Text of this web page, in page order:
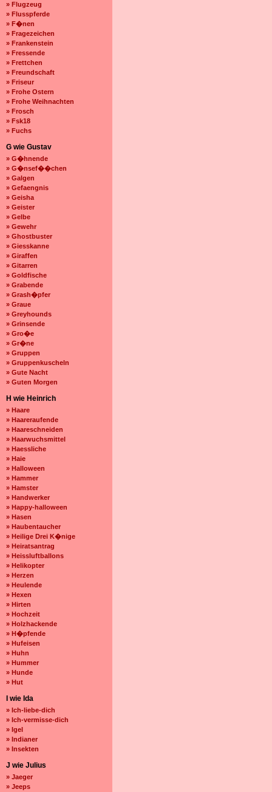
» Flugzeug
» Flusspferde
» F�nen
» Fragezeichen
» Frankenstein
» Fressende
» Frettchen
» Freundschaft
» Friseur
» Frohe Ostern
» Frohe Weihnachten
» Frosch
» Fsk18
» Fuchs
G wie Gustav
» G�hnende
» G�nsef��chen
» Galgen
» Gefaengnis
» Geisha
» Geister
» Gelbe
» Gewehr
» Ghostbuster
» Giesskanne
» Giraffen
» Gitarren
» Goldfische
» Grabende
» Grash�pfer
» Graue
» Greyhounds
» Grinsende
» Gro�e
» Gr�ne
» Gruppen
» Gruppenkuscheln
» Gute Nacht
» Guten Morgen
H wie Heinrich
» Haare
» Haareraufende
» Haareschneiden
» Haarwuchsmittel
» Haessliche
» Haie
» Halloween
» Hammer
» Hamster
» Handwerker
» Happy-halloween
» Hasen
» Haubentaucher
» Heilige Drei K�nige
» Heiratsantrag
» Heissluftballons
» Helikopter
» Herzen
» Heulende
» Hexen
» Hirten
» Hochzeit
» Holzhackende
» H�pfende
» Hufeisen
» Huhn
» Hummer
» Hunde
» Hut
I wie Ida
» Ich-liebe-dich
» Ich-vermisse-dich
» Igel
» Indianer
» Insekten
J wie Julius
» Jaeger
» Jeeps